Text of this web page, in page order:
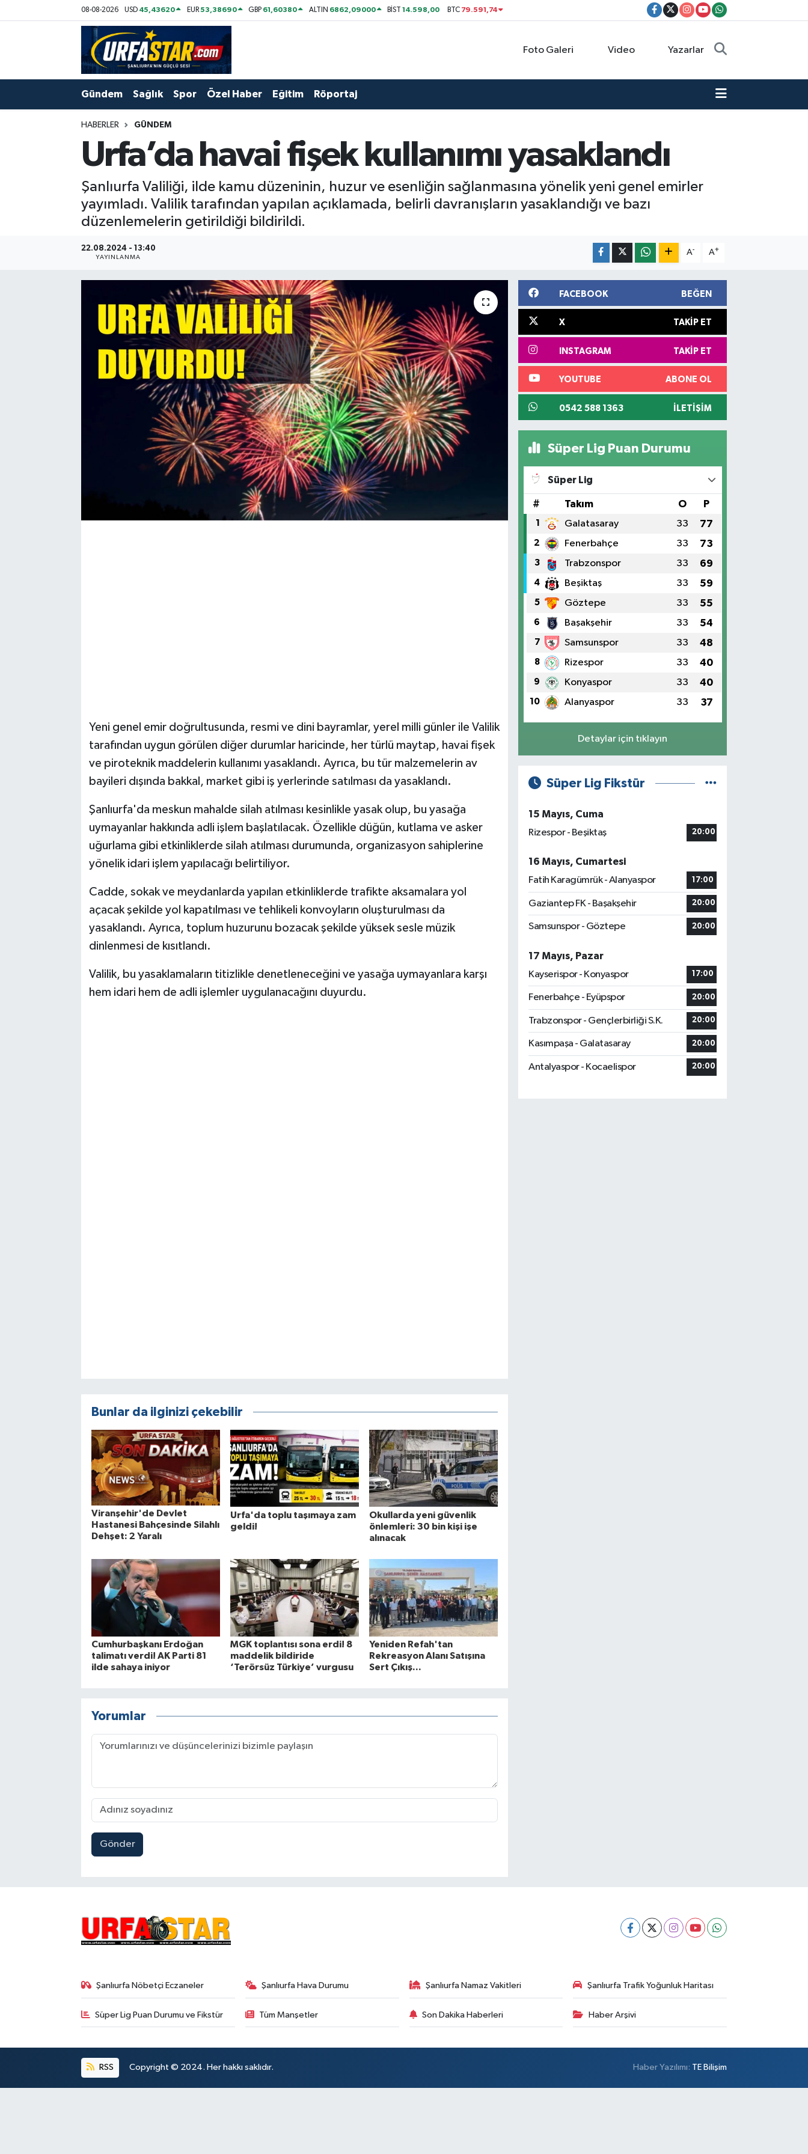
08-08-2026 USD 45,43620 EUR53,38690 GBP 61,60380 ALTIN 6862,09000 BİST14.598,00 BTC 79.591,74
Foto Galeri Video Yazarlar
Gündem Sağlık Spor Özel Haber Eğitim Röportaj
HABERLER GÜNDEM
Urfa’da havai fişek kullanımı yasaklandı
Şanlıurfa Valiliği, ilde kamu düzeninin, huzur ve esenliğin sağlanmasına yönelik yeni genel emirler
yayımladı. Valilik tarafından yapılan açıklamada, belirli davranışların yasaklandığı ve bazı
düzenlemelerin getirildiği bildirildi.
22.08.2024 - 13:40
YAYINLANMA
A- A+
Yeni genel emir doğrultusunda, resmi ve dini bayramlar, yerel milli günler ile Valilik
tarafından uygun görülen diğer durumlar haricinde, her türlü maytap, havai fişek
ve piroteknik maddelerin kullanımı yasaklandı. Ayrıca, bu tür malzemelerin av
bayileri dışında bakkal, market gibi iş yerlerinde satılması da yasaklandı.
Şanlıurfa'da meskun mahalde silah atılması kesinlikle yasak olup, bu yasağa
uymayanlar hakkında adli işlem başlatılacak. Özellikle düğün, kutlama ve asker
uğurlama gibi etkinliklerde silah atılması durumunda, organizasyon sahiplerine
yönelik idari işlem yapılacağı belirtiliyor.
Cadde, sokak ve meydanlarda yapılan etkinliklerde trafikte aksamalara yol
açacak şekilde yol kapatılması ve tehlikeli konvoyların oluşturulması da
yasaklandı. Ayrıca, toplum huzurunu bozacak şekilde yüksek sesle müzik
dinlenmesi de kısıtlandı.
Valilik, bu yasaklamaların titizlikle denetleneceğini ve yasağa uymayanlara karşı
hem idari hem de adli işlemler uygulanacağını duyurdu.
Bunlar da ilginizi çekebilir
Viranşehir'de Devlet
Hastanesi Bahçesinde Silahlı
Dehşet: 2 Yaralı
Urfa'da toplu taşımaya zam
geldi!
Okullarda yeni güvenlik
önlemleri: 30 bin kişi işe
alınacak
Cumhurbaşkanı Erdoğan
talimatı verdi! AK Parti 81
ilde sahaya iniyor
MGK toplantısı sona erdi! 8
maddelik bildiride
‘Terörsüz Türkiye’ vurgusu
Yeniden Refah'tan
Rekreasyon Alanı Satışına
Sert Çıkış...
Yorumlar
Gönder
FACEBOOK BEĞEN
X TAKIP ET
INSTAGRAM TAKIP ET
YOUTUBE ABONE OL
0542 588 1363 İLETIŞIM
Süper Lig Puan Durumu
Süper Lig
# Takım O P
1 Galatasaray 33 77
2 Fenerbahçe 33 73
3 Trabzonspor 33 69
4 Beşiktaş 33 59
5 Göztepe 33 55
6 Başakşehir 33 54
7 Samsunspor 33 48
8 Rizespor 33 40
9 Konyaspor 33 40
10 Alanyaspor 33 37
Detaylar için tıklayın
Süper Lig Fikstür
15 Mayıs, Cuma
Rizespor - Beşiktaş
20:00
16 Mayıs, Cumartesi
Fatih Karagümrük - Alanyaspor
17:00
Gaziantep FK - Başakşehir 20:00
Samsunspor - Göztepe 20:00
17 Mayıs, Pazar
Kayserispor - Konyaspor
17:00
Fenerbahçe - Eyüpspor 20:00
Trabzonspor - Gençlerbirliği S.K. 20:00
Kasımpaşa - Galatasaray 20:00
Antalyaspor - Kocaelispor 20:00
Şanlıurfa Nöbetçi Eczaneler Şanlıurfa Hava Durumu Şanlıurfa Namaz Vakitleri Şanlıurfa Trafik Yoğunluk Haritası
Süper Lig Puan Durumu ve Fikstür Tüm Manşetler Son Dakika Haberleri Haber Arşivi
RSS Copyright © 2024. Her hakkı saklıdır. Haber Yazılımı: TE Bilişim
Şanlıurfa Nöbetçi Eczaneler
Şanlıurfa Hava Durumu
Süper Lig Puan Durumu ve Fikstür
Son Dakika Haberleri